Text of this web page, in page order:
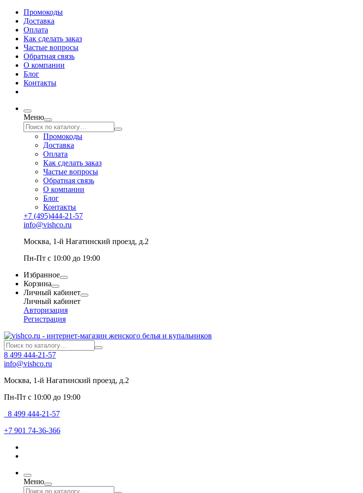
Промокоды
Доставка
Оплата
Как сделать заказ
Частые вопросы
Обратная связь
О компании
Блог
Контакты
Меню
Промокоды
Доставка
Оплата
Как сделать заказ
Частые вопросы
Обратная связь
О компании
Блог
Контакты
+7 (495)444-21-57
info@vishco.ru
Москва, 1-й Нагатинский проезд, д.2
Пн-Пт с 10:00 до 19:00
Избранное
Корзина
Личный кабинет
Личный кабинет
Авторизация
Регистрация
8 499 444-21-57
info@vishco.ru
Москва, 1-й Нагатинский проезд, д.2
Пн-Пт с 10:00 до 19:00
8 499 444-21-57
+7 901 74-36-366
Меню